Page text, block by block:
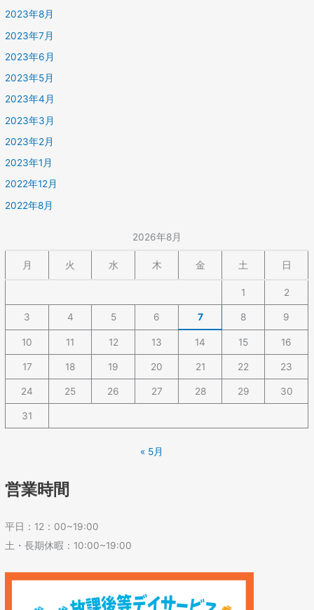
2023年8月
2023年7月
2023年6月
2023年5月
2023年4月
2023年3月
2023年2月
2023年1月
2022年12月
2022年8月
2026年8月
月 火 水 木 金 土 日
1 2
3 4 5 6 7 8 9
10 11 12 13 14 15 16
17 18 19 20 21 22 23
24 25 26 27 28 29 30
31
« 5月
営業時間
平日：12：00~19:00
土・長期休暇：10:00~19:00